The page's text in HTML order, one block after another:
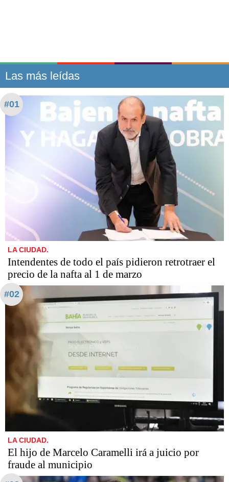
Las más leídas
#01
LA CIUDAD.
Intendentes de todo el país pidieron retrotraer el
precio de la nafta al 1 de marzo
#02
LA CIUDAD.
​​​​​El hijo de Marcelo Caramelli irá a juicio por
fraude al municipio